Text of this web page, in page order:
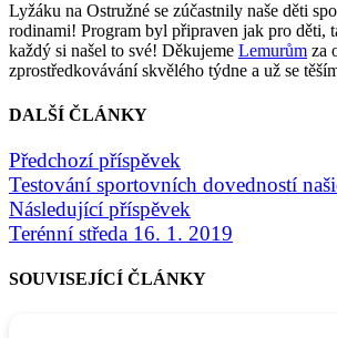
Lyžáku na Ostružné se zúčastnily naše děti
rodinami! Program byl připraven jak pro děti,
každý si našel to své! Děkujeme Lemurům za
zprostředkovávání skvělého týdne a už se
DALŠÍ ČLÁNKY
Předchozí příspěvek
Testování sportovních dovedností
Následující příspěvek
Terénní středa 16. 1. 2019
SOUVISEJÍCÍ ČLÁNKY